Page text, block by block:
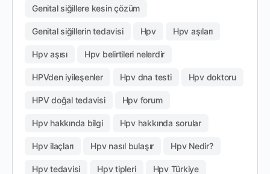
Genital siğillere kesin çözüm
Genital siğillerin tedavisi Hpv Hpv aşıları
Hpv aşısı Hpv belirtileri nelerdir
HPVden iyileşenler Hpv dna testi Hpv doktoru
HPV doğal tedavisi Hpv forum
Hpv hakkında bilgi Hpv hakkında sorular
Hpv ilaçları Hpv nasıl bulaşır Hpv Nedir?
Hpv tedavisi Hpv tipleri Hpv Türkiye